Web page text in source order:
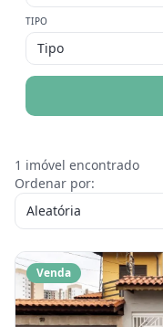
TIPO
Tipo
1 imóvel encontrado
Ordenar por:
Aleatória
Venda